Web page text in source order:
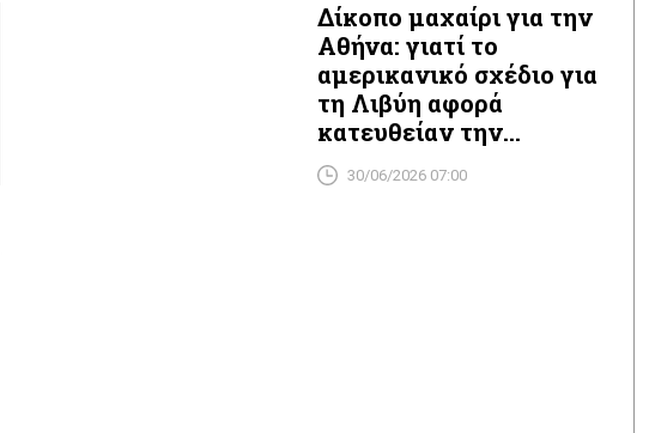
Δίκοπο μαχαίρι για την
Αθήνα: γιατί το
αμερικανικό σχέδιο για
τη Λιβύη αφορά
κατευθείαν την
ελληνική ΑΟΖ
30/06/2026 07:00